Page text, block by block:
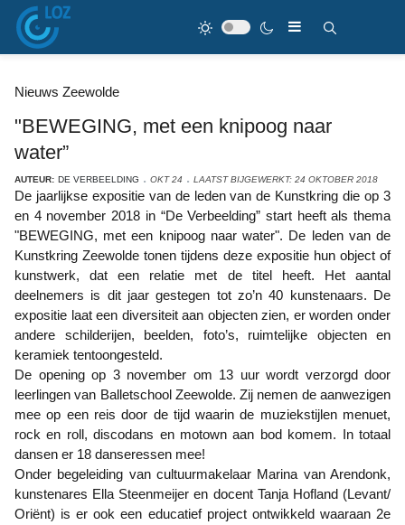
Nieuws Zeewolde
"BEWEGING, met een knipoog naar
water”
AUTEUR: DE VERBEELDING OKT 24 LAATST BIJGEWERKT: 24 OKTOBER 2018
De jaarlijkse expositie van de leden van de Kunstkring die op 3
en 4 november 2018 in “De Verbeelding” start heeft als thema
"BEWEGING, met een knipoog naar water". De leden van de
Kunstkring Zeewolde tonen tijdens deze expositie hun object of
kunstwerk, dat een relatie met de titel heeft. Het aantal
deelnemers is dit jaar gestegen tot zo’n 40 kunstenaars. De
expositie laat een diversiteit aan objecten zien, er worden onder
andere schilderijen, beelden, foto’s, ruimtelijke objecten en
keramiek tentoongesteld.
De opening op 3 november om 13 uur wordt verzorgd door
leerlingen van Balletschool Zeewolde. Zij nemen de aanwezigen
mee op een reis door de tijd waarin de muziekstijlen menuet,
rock en roll, discodans en motown aan bod komem. In totaal
dansen er 18 danseressen mee!
Onder begeleiding van cultuurmakelaar Marina van Arendonk,
kunstenares Ella Steenmeijer en docent Tanja Hofland (Levant/
Oriënt) is er ook een educatief project ontwikkeld waaraan 2e